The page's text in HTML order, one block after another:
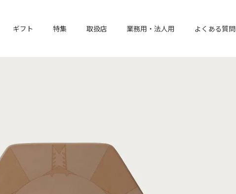
ギフト 特集 取扱店 業務用・法人用 よくある質問